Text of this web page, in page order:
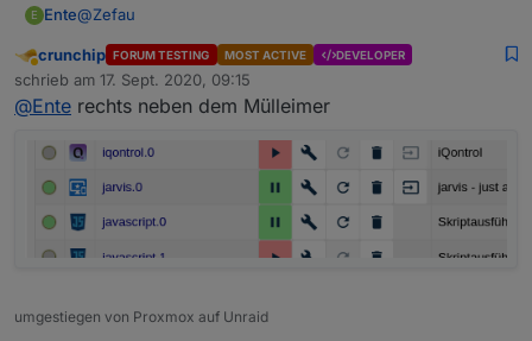
E Ente@Zefau
Meinst du dieses hier:
Abwesend
crunchip FORUM TESTING MOST ACTIVE DEVELOPER
schrieb am 17. Sept. 2020, 09:15
zuletzt editiert von
@Ente rechts neben dem Mülleimer
umgestiegen von Proxmox auf Unraid